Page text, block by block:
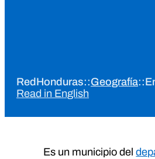
RedHonduras::Geografía::
Read in English
Es un municipio del